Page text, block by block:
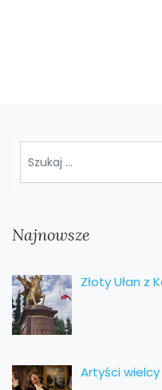
Najnowsze
Złoty Ułan z
Artyści